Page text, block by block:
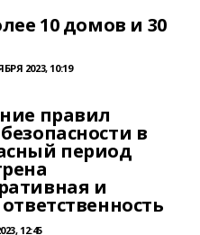
10 домов и 30
2023, 10:19
правил
в
период
и
12:45